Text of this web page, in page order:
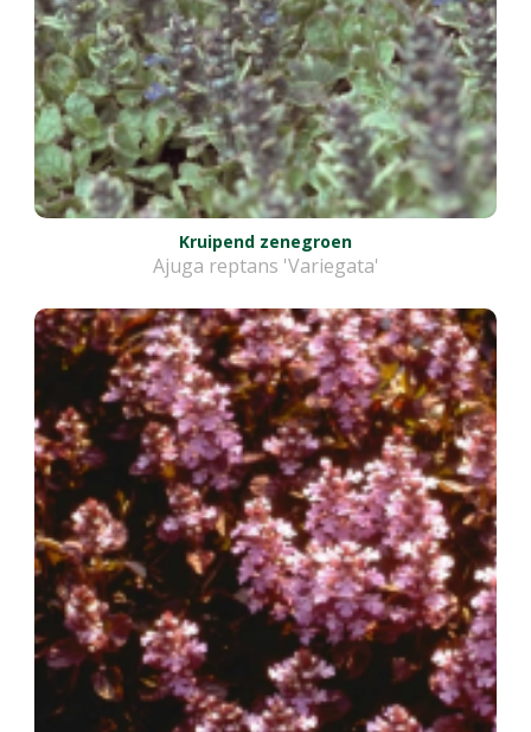
Kruipend zenegroen
Ajuga reptans 'Variegata'